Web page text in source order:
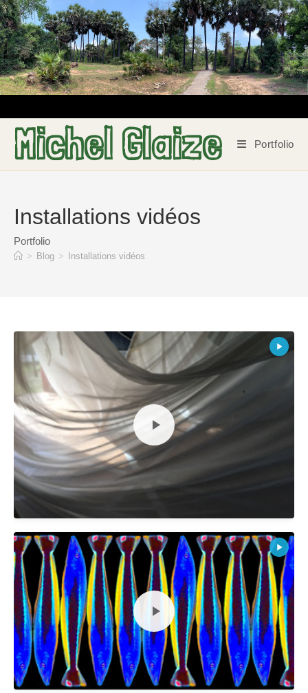
Skip
to
content
Michel Glaize Portfolio
Installations vidéos
Portfolio
> Blog > Installations vidéos